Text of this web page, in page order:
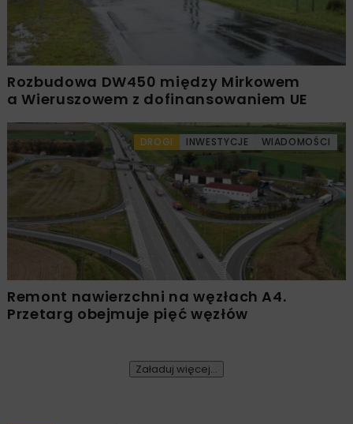
Rozbudowa DW450 między Mirkowem
a Wieruszowem z dofinansowaniem UE
DROGI INWESTYCJE WIADOMOŚCI
Remont nawierzchni na węzłach A4.
Przetarg obejmuje pięć węzłów
Załaduj więcej...